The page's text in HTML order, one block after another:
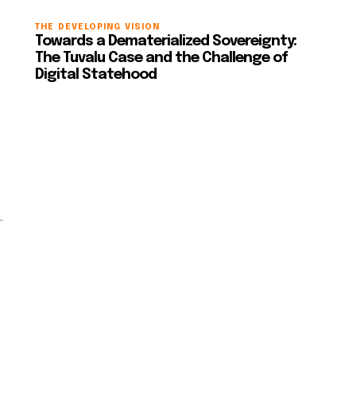
THE DEVELOPING VISION
Towards a Dematerialized Sovereignty:
The Tuvalu Case and the Challenge of
Digital Statehood